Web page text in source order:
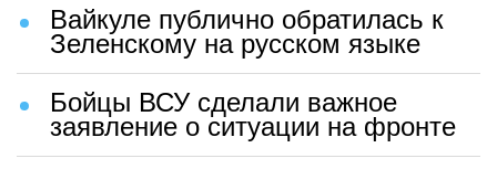
Вайкуле публично обратилась к
Зеленскому на русском языке
Бойцы ВСУ сделали важное
заявление о ситуации на фронте